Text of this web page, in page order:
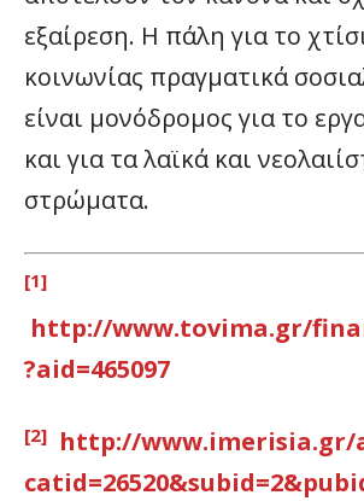
εξαίρεση. Η πάλη για το
κοινωνίας πραγματικά
είναι μονόδρομος για το
και για τα λαϊκά και
στρώματα.
[1]
http://www.tovima.gr/
?aid=465097
[2] http://www.imerisia.gr/